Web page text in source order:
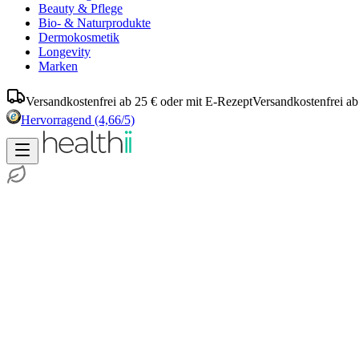
Beauty & Pflege
Bio- & Naturprodukte
Dermokosmetik
Longevity
Marken
Versandkostenfrei ab 25 € oder mit E-RezeptVersandkostenfrei
Hervorragend (4,66/5)